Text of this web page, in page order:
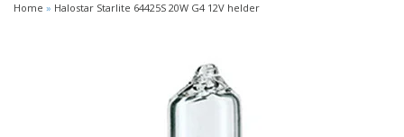
Home » Halostar Starlite 64425S 20W G4 12V helder